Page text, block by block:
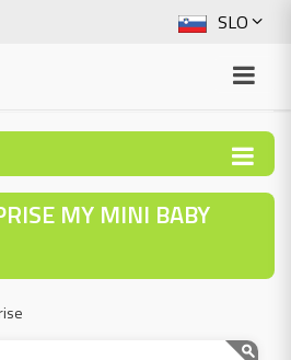
SLO
ENG
ITA
MY MINI BABY